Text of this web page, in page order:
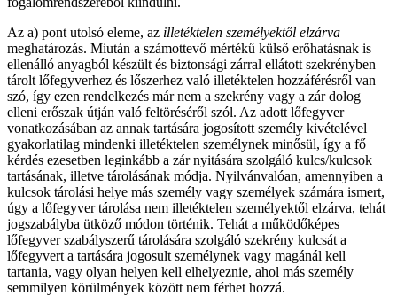
Az a) pont utolsó eleme, az illetéktelen személyektől elzárva
meghatározás. Miután a számottevő mértékű külső erőhatásnak is
ellenálló anyagból készült és biztonsági zárral ellátott szekrényben
tárolt lőfegyverhez és lőszerhez való illetéktelen hozzáférésről van
szó, így ezen rendelkezés már nem a szekrény vagy a zár dolog
elleni erőszak útján való feltöréséről szól. Az adott lőfegyver
vonatkozásában az annak tartására jogosított személy kivételével
gyakorlatilag mindenki illetéktelen személynek minősül, így a fő
kérdés ezesetben leginkább a zár nyitására szolgáló kulcs/kulcsok
tartásának, illetve tárolásának módja. Nyilvánvalóan, amennyiben a
kulcsok tárolási helye más személy vagy személyek számára ismert,
úgy a lőfegyver tárolása nem illetéktelen személyektől elzárva, tehát
jogszabályba ütköző módon történik. Tehát a működőképes
lőfegyver szabályszerű tárolására szolgáló szekrény kulcsát a
lőfegyvert a tartására jogosult személynek vagy magánál kell
tartania, vagy olyan helyen kell elhelyeznie, ahol más személy
semmilyen körülmények között nem férhet hozzá.